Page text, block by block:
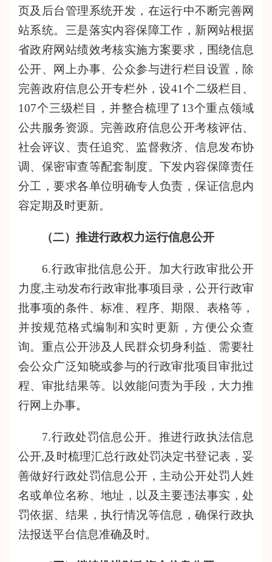
页及后台管理系统开发，在运行中不断完善网
站系统。三是落实内容保障工作，新网站根据
省政府网站绩效考核实施方案要求，围绕信息
公开、网上办事、公众参与进行栏目设置，除
完善政府信息公开专栏外，设41个二级栏目、
107个三级栏目，并整合梳理了13个重点领域
公共服务资源。 完善政府信息公开考核评估、
社会评议、责任追究、监督救济、信息发布协
调、保密审查等配套制度。下发内容保障责任
分工，要求各单位明确专人负责，保证信息内
容定期及时更新。
（二）推进行政权力运行信息公开
6.行政审批信息公开。加大行政审批公开
力度,主动发布行政审批事项目录，公开行政审
批事项的条件、标准、程序、期限、表格等，
并按规范格式编制和实时更新，方便公众查
询。重点公开涉及人民群众切身利益、需要社
会公众广泛知晓或参与的行政审批项目审批过
程、审批结果等。以效能问责为手段，大力推
行网上办事。
7.行政处罚信息公开。推进行政执法信息
公开,及时梳理汇总行政处罚决定书登记表，妥
善做好行政处罚信息公开，主动公开处罚人姓
名或单位名称、地址，以及主要违法事实，处
罚依据、结果，执行情况等信息，确保行政执
法报送平台信息准确及时。